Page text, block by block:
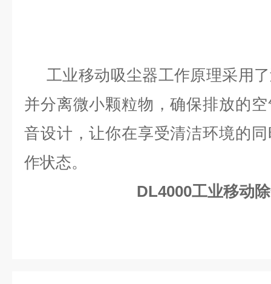
工业移动吸尘器工作原理采用
并分离微小颗粒物，确保排放的
音设计，让你在享受清洁环境的
作状态。
DL4000工业移动